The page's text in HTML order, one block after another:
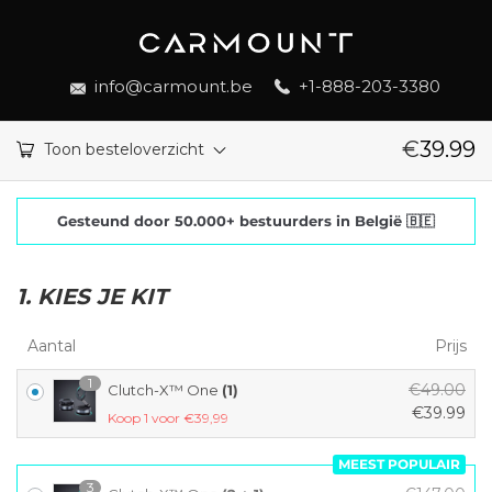
info@carmount.be +1-888-203-3380
Toon besteloverzicht €39.99
Gesteund door 50.000+ bestuurders in België 🇧🇪
1. KIES JE KIT
Aantal Prijs
1 Clutch-X™ One (1)
Koop 1 voor €39,99
€49.00
o
r
€39.99
H
u
MEEST POPULAIR
3